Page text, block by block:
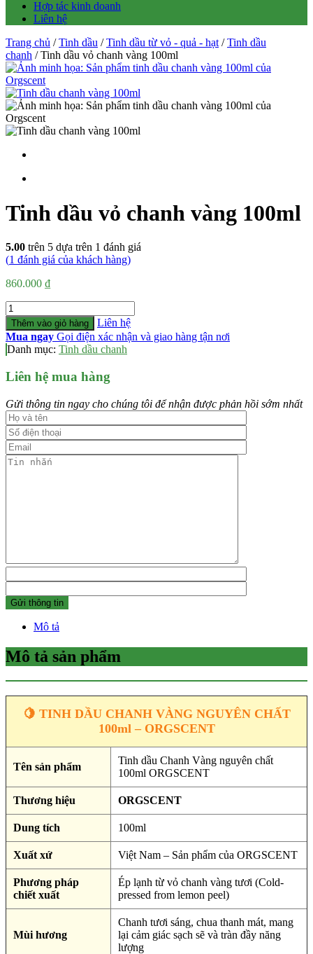
Hợp tác kinh doanh
Liên hệ
Trang chủ /Tinh dầu /Tinh dầu từ vỏ - quả - hạt/Tinh dầu
chanh / Tinh dầu vỏ chanh vàng 100ml
Tinh dầu vỏ chanh vàng 100ml
5.00 trên 5 dựa trên 1 đánh giá
(1 đánh giá của khách hàng)
860.000 ₫
Số
lượng
Thêm vào giỏ hàng
Liên hệ
Mua ngay Gọi điện xác nhận và giao hàng tận nơi
Danh mục: Tinh dầu chanh
Liên hệ mua hàng
Gửi thông tin ngay cho chúng tôi để nhận được phản hồi sớm nhất
Mô tả
Mô tả sản phẩm
🍋 TINH DẦU CHANH VÀNG NGUYÊN CHẤT
100ml – ORGSCENT
Tên sản phẩm
Tinh dầu Chanh Vàng nguyên chất
100ml ORGSCENT
Thương hiệu ORGSCENT
Dung tích 100ml
Xuất xứ Việt Nam – Sản phẩm của ORGSCENT
Phương pháp
chiết xuất
Ép lạnh từ vỏ chanh vàng tươi (Cold-
pressed from lemon peel)
Mùi hương
Chanh tươi sáng, chua thanh mát, mang
lại cảm giác sạch sẽ và tràn đầy năng
lượng